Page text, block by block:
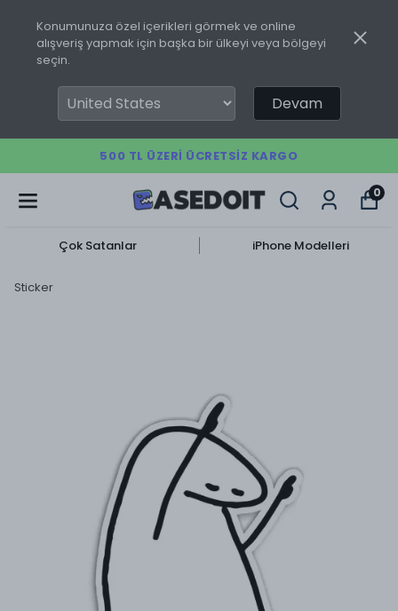
Konumunuza özel içerikleri görmek ve online
alışveriş yapmak için başka bir ülkeyi veya bölgeyi
seçin.
Devam
500 TL ÜZERI ÜCRETSIZ KARGO
0
Çok Satanlar iPhone Modelleri
Sticker